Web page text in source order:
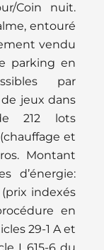
Coin nuit.
entouré
vendu
parking en
par
de jeux dans
212 lots
et
Montant
d’énergie:
indexés
en
29-1 A et